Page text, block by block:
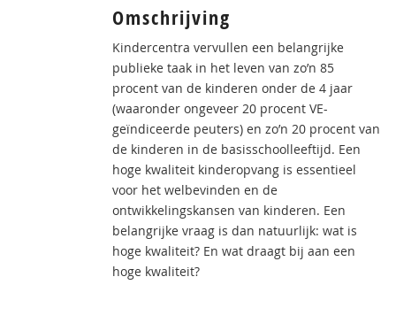
Omschrijving
Kindercentra vervullen een belangrijke
publieke taak in het leven van zo’n 85
procent van de kinderen onder de 4 jaar
(waaronder ongeveer 20 procent VE-
geïndiceerde peuters) en zo’n 20 procent van
de kinderen in de basisschoolleeftijd. Een
hoge kwaliteit kinderopvang is essentieel
voor het welbevinden en de
ontwikkelingskansen van kinderen. Een
belangrijke vraag is dan natuurlijk: wat is
hoge kwaliteit? En wat draagt bij aan een
hoge kwaliteit?